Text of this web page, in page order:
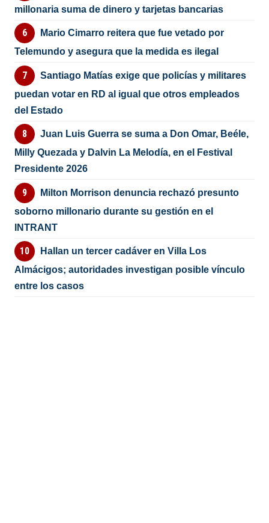
millonaria suma de dinero y tarjetas bancarias
Mario Cimarro reitera que fue vetado por
Telemundo y asegura que la medida es ilegal
Santiago Matías exige que policías y militares
puedan votar en RD al igual que otros empleados
del Estado
Juan Luis Guerra se suma a Don Omar, Beéle,
Milly Quezada y Dalvin La Melodía, en el Festival
Presidente 2026
Milton Morrison denuncia rechazó presunto
soborno millonario durante su gestión en el
INTRANT
Hallan un tercer cadáver en Villa Los
Almácigos; autoridades investigan posible vínculo
entre los casos